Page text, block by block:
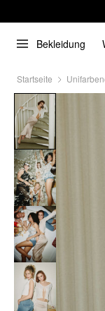
Bekleidung
Startseite